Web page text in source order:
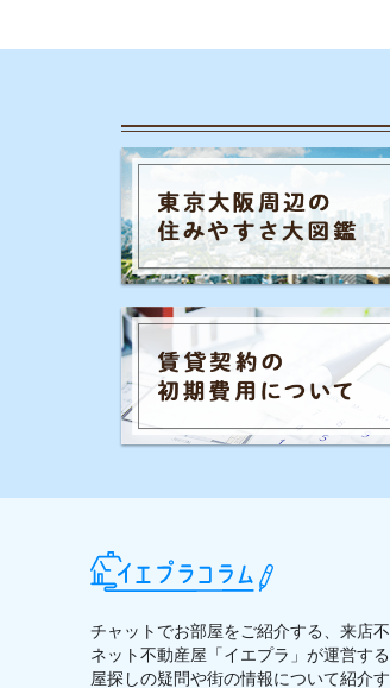
チャットでお部屋をご紹介する、来店不要の
ネット不動産屋「イエプラ」が運営する、部
屋探しの疑問や街の情報について紹介するサ
イトです。
事前許認可・加入団体
宅地建物取引業者免許 :国土交通省(2)第9288号
公益社団法人：全国宅地建物取引業協会連合会
公益社団法人：全国宅地建物取引業保証協会
UR都市機構斡旋制度 加盟
トップ ライター募集 運営会社 イエプラ